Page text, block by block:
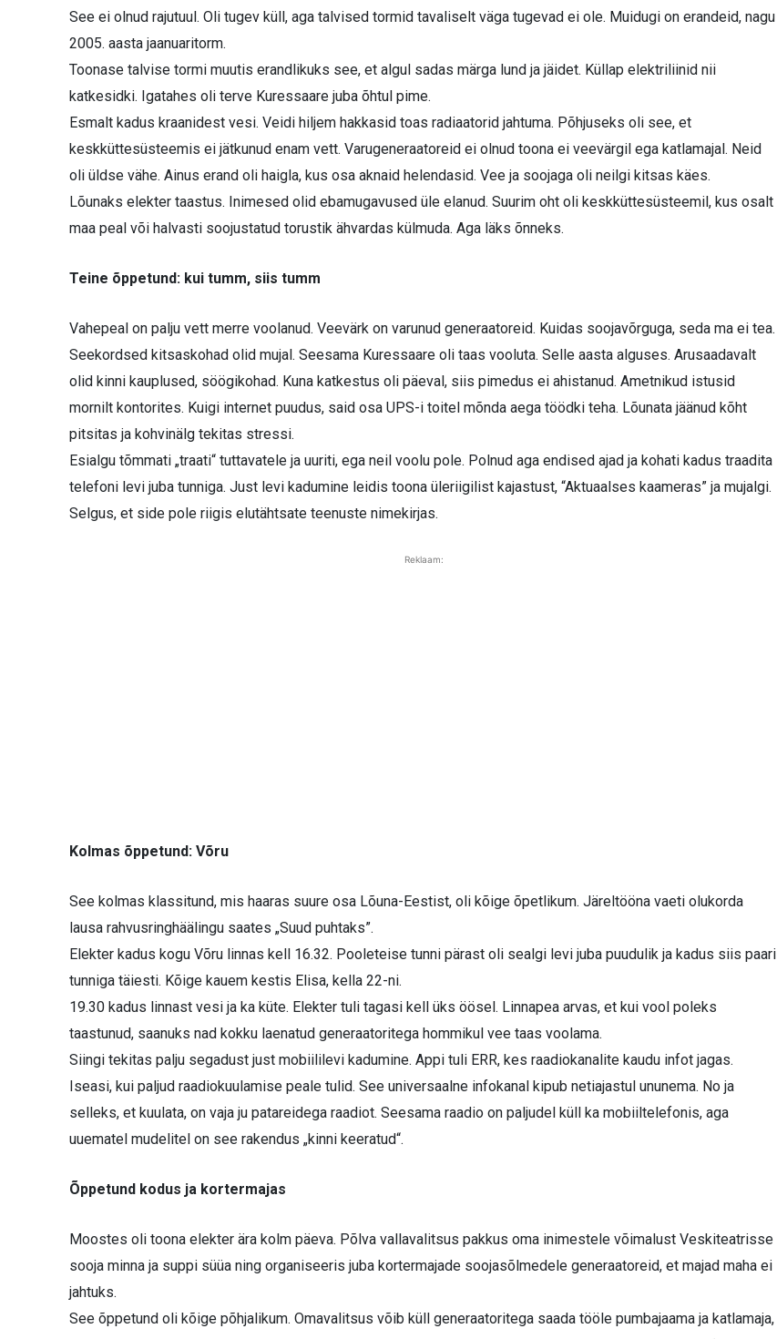
See ei olnud rajutuul. Oli tugev küll, aga talvised tormid tavaliselt väga tugevad ei ole. Muidugi on erandeid, nagu
2005. aasta jaanuaritorm.
Toonase talvise tormi muutis erandlikuks see, et algul sadas märga lund ja jäidet. Küllap elektriliinid nii
katkesidki. Igatahes oli terve Kuressaare juba õhtul pime.
Esmalt kadus kraanidest vesi. Veidi hiljem hakkasid toas radiaatorid jahtuma. Põhjuseks oli see, et
keskküttesüsteemis ei jätkunud enam vett. Varugeneraatoreid ei olnud toona ei veevärgil ega katlamajal. Neid
oli üldse vähe. Ainus erand oli haigla, kus osa aknaid helendasid. Vee ja soojaga oli neilgi kitsas käes.
Lõunaks elekter taastus. Inimesed olid ebamugavused üle elanud. Suurim oht oli keskkütte­süsteemil, kus osalt
maa peal või halvasti soojustatud torustik ähvardas külmuda. Aga läks õnneks.
Teine õppetund: kui tumm, siis tumm
Vahepeal on palju vett merre voolanud. Veevärk on varunud generaatoreid. Kuidas soojavõrguga, seda ma ei tea.
Seekordsed kitsaskohad olid mujal. Seesama Kuressaare oli taas vooluta. Selle aasta alguses. Arusaadavalt
olid kinni kauplused, söögikohad. Kuna katkestus oli päeval, siis pimedus ei ahistanud. Ametnikud istusid
mornilt kontorites. Kuigi internet puudus, said osa UPS-i toitel mõnda aega töödki teha. Lõunata jäänud kõht
pitsitas ja kohvinälg tekitas stressi.
Esialgu tõmmati „traati“ tuttavatele ja uuriti, ega neil voolu pole. Polnud aga endised ajad ja kohati kadus traadita
telefoni levi juba tunniga. Just levi kadumine leidis toona üleriigilist kajastust, “Aktuaalses kaameras” ja mujalgi.
Selgus, et side pole riigis elutähtsate teenuste nimekirjas.
Reklaam:
Kolmas õppetund: Võru
See kolmas klassitund, mis haaras suure osa Lõuna-Eestist, oli kõige õpetlikum. Järeltööna vaeti olukorda
lausa rahvusringhäälingu saates „Suud puhtaks”.
Elekter kadus kogu Võru linnas kell 16.32. Pooleteise tunni pärast oli sealgi levi juba puudulik ja kadus siis paari
tunniga täiesti. Kõige kauem kestis Elisa, kella 22-ni.
19.30 kadus linnast vesi ja ka küte. Elekter tuli tagasi kell üks öösel. Linnapea arvas, et kui vool poleks
taastunud, saanuks nad kokku laenatud generaatoritega hommikul vee taas voolama.
Siingi tekitas palju segadust just mobiililevi kadumine. Appi tuli ERR, kes raadiokanalite kaudu infot jagas.
Iseasi, kui paljud raadiokuulamise peale tulid. See universaalne info­kanal kipub netiajastul ununema. No ja
selleks, et kuulata, on vaja ju patareidega raadiot. Seesama raadio on paljudel küll ka mobiiltelefonis, aga
uuematel mudelitel on see rakendus „kinni keeratud“.
Õppetund kodus ja kortermajas
Moostes oli toona elekter ära kolm päeva. Põlva vallavalitsus pakkus oma inimestele võimalust Veskiteatrisse
sooja minna ja suppi süüa ning organiseeris juba kortermajade soojasõlmedele generaatoreid, et majad maha ei
jahtuks.
See õppetund oli kõige põhjalikum. Omavalitsus võib küll generaatoritega saada tööle pumbajaama ja katlamaja,